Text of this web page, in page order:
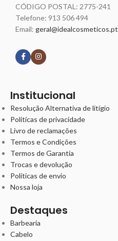
CÓDIGO POSTAL: 2775-241
Telefone: 913 506 494
Email: geral@idealcosmeticos.pt
Institucional
Resolução Alternativa de litígio
Políticas de privacidade
Livro de reclamações
Termos e Condições
Termos de Garantia
Trocas e devolução
Políticas de envio
Nossa loja
Destaques
Barbearia
Cabelo